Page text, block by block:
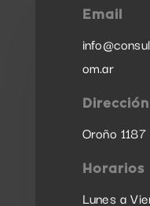
Email
om.ar
Dirección
Oroño
Horarios
Lunes a